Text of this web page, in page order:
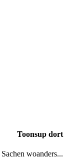
Toonsup dort
woanders...